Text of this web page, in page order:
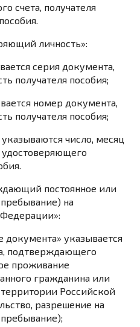
счета, получателя
личность»:
серия документа,
получателя пособия;
номер документа,
получателя пособия;
число, месяц
постоянное или
на
документа» указывается
подтверждающего
проживание
гражданина или
Российской
разрешение на